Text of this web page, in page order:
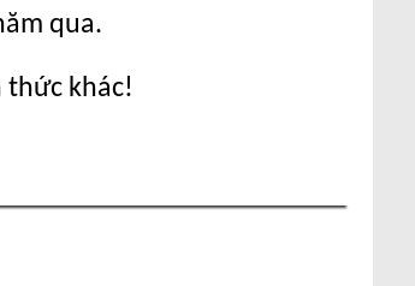
qua.
thức khác!